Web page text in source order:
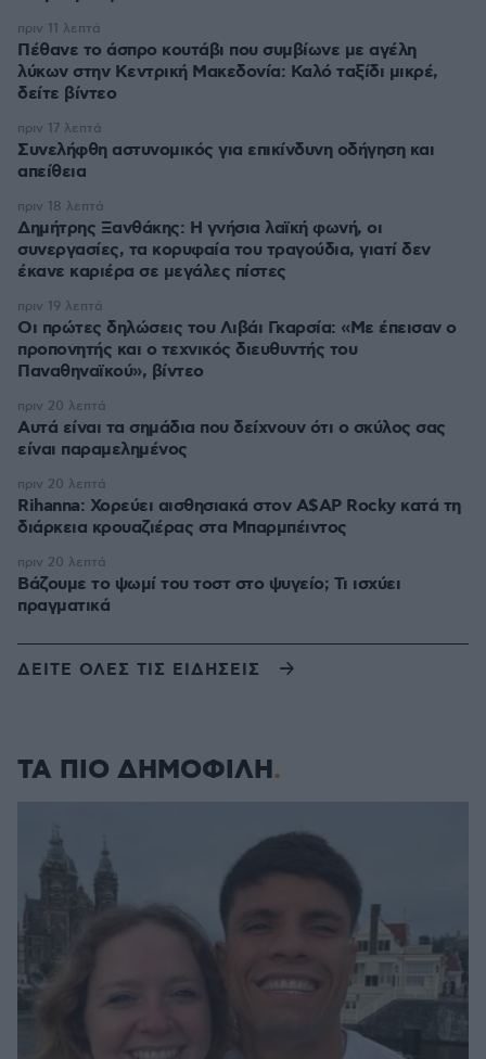
Πέθανε το άσπρο κουτάβι που συμβίωνε με αγέλη
λύκων στην Κεντρική Μακεδονία: Καλό ταξίδι μικρέ,
δείτε βίντεο
πριν 11 λεπτά
Συνελήφθη αστυνομικός για επικίνδυνη οδήγηση και
απείθεια
πριν 17 λεπτά
Δημήτρης Ξανθάκης: Η γνήσια λαϊκή φωνή, οι
συνεργασίες, τα κορυφαία του τραγούδια, γιατί δεν
έκανε καριέρα σε μεγάλες πίστες
πριν 18 λεπτά
Οι πρώτες δηλώσεις του Λιβάι Γκαρσία: «Με έπεισαν ο
προπονητής και ο τεχνικός διευθυντής του
Παναθηναϊκού», βίντεο
πριν 19 λεπτά
Αυτά είναι τα σημάδια που δείχνουν ότι ο σκύλος σας
είναι παραμελημένος
πριν 20 λεπτά
Rihanna: Χορεύει αισθησιακά στον A$AP Rocky κατά τη
διάρκεια κρουαζιέρας στα Μπαρμπέιντος
πριν 20 λεπτά
Βάζουμε το ψωμί του τοστ στο ψυγείο; Τι ισχύει
πραγματικά
πριν 20 λεπτά
ΔΕΙΤΕ ΟΛΕΣ ΤΙΣ ΕΙΔΗΣΕΙΣ
ΤΑ ΠΙΟ ΔΗΜΟΦΙΛΗ